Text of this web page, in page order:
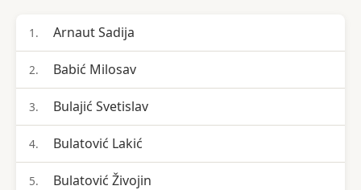
1. Arnaut Sadija
2. Babić Milosav
3. Bulajić Svetislav
4. Bulatović Lakić
5. Bulatović Živojin